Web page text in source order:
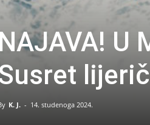
NAJAVA! U
K. J. - 14. studenoga 2024.